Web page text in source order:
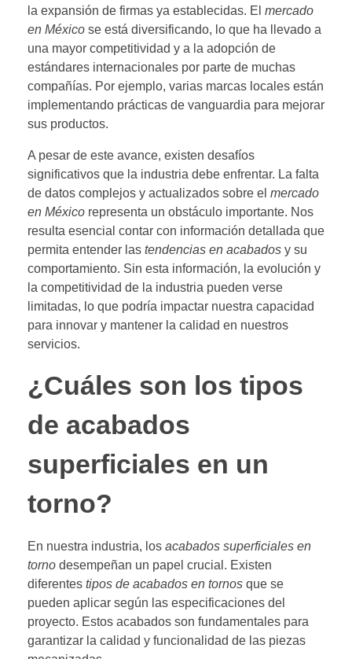
la expansión de firmas ya establecidas. El mercado
en México se está diversificando, lo que ha llevado a
una mayor competitividad y a la adopción de
estándares internacionales por parte de muchas
compañías. Por ejemplo, varias marcas locales están
implementando prácticas de vanguardia para mejorar
sus productos.
A pesar de este avance, existen desafíos
significativos que la industria debe enfrentar. La falta
de datos complejos y actualizados sobre el mercado
en México representa un obstáculo importante. Nos
resulta esencial contar con información detallada que
permita entender las tendencias en acabados y su
comportamiento. Sin esta información, la evolución y
la competitividad de la industria pueden verse
limitadas, lo que podría impactar nuestra capacidad
para innovar y mantener la calidad en nuestros
servicios.
¿Cuáles son los tipos
de acabados
superficiales en un
torno?
En nuestra industria, los acabados superficiales en
torno desempeñan un papel crucial. Existen
diferentes tipos de acabados en tornos que se
pueden aplicar según las especificaciones del
proyecto. Estos acabados son fundamentales para
garantizar la calidad y funcionalidad de las piezas